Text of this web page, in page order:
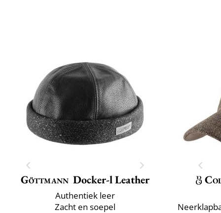
Göttmann Docker-l Leather
Authentiek leer
Zacht en soepel